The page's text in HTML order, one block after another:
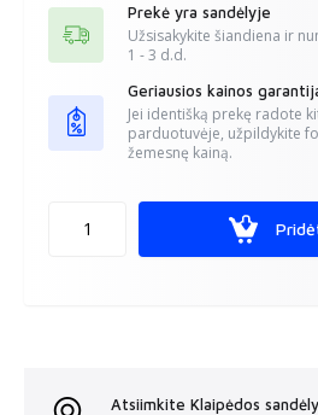
Prekė yra sandėlyje
Užsisakykite šiandiena ir
1 - 3 d.d.
Geriausios kainos
Jei identišką prekę radote
parduotuvėje, užpildykite
žemesnę kainą.
Atsiimkite Klaipėdos